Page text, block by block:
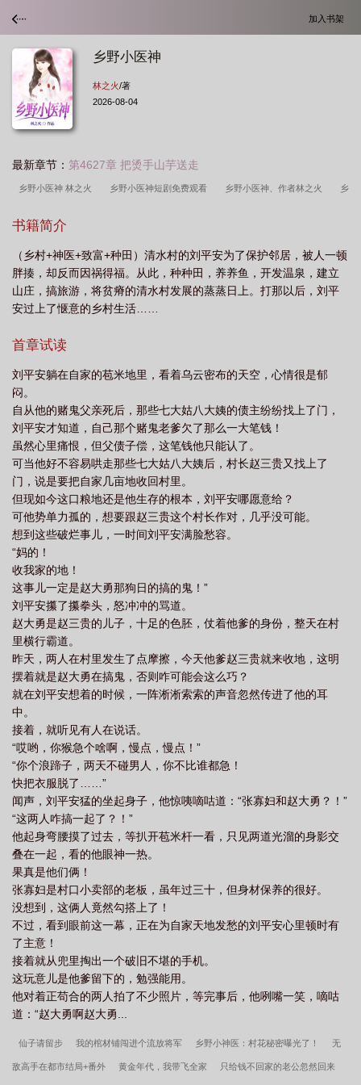
加入书架
乡野小医神
林之火/著
2026-08-04
最新章节： 第4627章 把烫手山芋送走
乡野小医神 林之火 乡野小医神短剧免费观看 乡野小医神、作者林之火 乡
小医神夸克
火 乡野小神医阅读全文 乡野小医神刘平安2243章 乡野小医神 笔趣
阁 乡野小医神(林之火)最新章节免费阅读_清河文学网 百度乡野小神医
野小医神贤亮 乡野小医神故事风格是那种
小医神张芸角色
张冬全文免费 乡野小医神演员表 乡野小医神王大宝免费阅读 乡野小医神刘
平安
野小医神张冬 乡野小医神短剧免费观看最新章节 乡野小医神刘平安张芸
野小医神 长河 乡野小神医百度百科 乡野小医神 短剧
剧 乡野小医神免费完整版 乡野小神医免费版 乡野小医神 刘平安
书籍简介
（乡村+神医+致富+种田）清水村的刘平安为了保护邻居，被人一顿
胖揍，却反而因祸得福。从此，种种田，养养鱼，开发温泉，建立
山庄，搞旅游，将贫瘠的清水村发展的蒸蒸日上。打那以后，刘平
安过上了惬意的乡村生活……
首章试读
刘平安躺在自家的苞米地里，看着乌云密布的天空，心情很是郁
闷。
自从他的赌鬼父亲死后，那些七大姑八大姨的债主纷纷找上了门，
刘平安才知道，自己那个赌鬼老爹欠了那么一大笔钱！
虽然心里痛恨，但父债子偿，这笔钱他只能认了。
可当他好不容易哄走那些七大姑八大姨后，村长赵三贵又找上了
门，说是要把自家几亩地收回村里。
但现如今这口粮地还是他生存的根本，刘平安哪愿意给？
可他势单力孤的，想要跟赵三贵这个村长作对，几乎没可能。
想到这些破烂事儿，一时间刘平安满脸愁容。
“妈的！
收我家的地！
这事儿一定是赵大勇那狗日的搞的鬼！”
刘平安攥了攥拳头，怒冲冲的骂道。
赵大勇是赵三贵的儿子，十足的色胚，仗着他爹的身份，整天在村
里横行霸道。
昨天，两人在村里发生了点摩擦，今天他爹赵三贵就来收地，这明
摆着就是赵大勇在搞鬼，否则咋可能会这么巧？
就在刘平安想着的时候，一阵淅淅索索的声音忽然传进了他的耳
中。
接着，就听见有人在说话。
“哎哟，你猴急个啥啊，慢点，慢点！”
“你个浪蹄子，两天不碰男人，你不比谁都急！
快把衣服脱了……”
闻声，刘平安猛的坐起身子，他惊咦嘀咕道：“张寡妇和赵大勇？！”
“这两人咋搞一起了？！”
他起身弯腰摸了过去，等扒开苞米杆一看，只见两道光溜的身影交
叠在一起，看的他眼神一热。
果真是他们俩！
张寡妇是村口小卖部的老板，虽年过三十，但身材保养的很好。
没想到，这俩人竟然勾搭上了！
不过，看到眼前这一幕，正在为自家天地发愁的刘平安心里顿时有
了主意！
接着就从兜里掏出一个破旧不堪的手机。
这玩意儿是他爹留下的，勉强能用。
他对着正苟合的两人拍了不少照片，等完事后，他咧嘴一笑，嘀咕
道：“赵大勇啊赵大勇...
仙子请留步 我的棺材铺闯进个流放将军 乡野小神医：村花秘密曝光了！ 无
敌高手在都市结局+番外 黄金年代，我带飞全家 只给钱不回家的老公忽然回来